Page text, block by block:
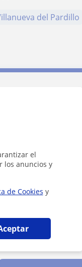
el
los anuncios y
de Cookies y
del Pardillo